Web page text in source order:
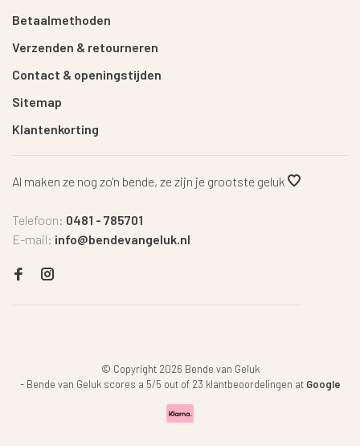
Betaalmethoden
Verzenden & retourneren
Contact & openingstijden
Sitemap
Klantenkorting
Al maken ze nog zo'n bende, ze zijn je grootste geluk
Telefoon: 0481 - 785701
E-mail: info@bendevangeluk.nl
© Copyright 2026 Bende van Geluk
- Bende van Geluk scores a 5/5 out of 23 klantbeoordelingen at Google